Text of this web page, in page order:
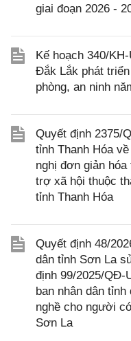
giai đoạn 2026 -
Kế hoạch 340/
Đắk Lắk phát
phòng, an ninh
Quyết định 2375/
tỉnh Thanh Hóa
nghị đơn giản
trợ xã hội thuộc
tỉnh Thanh Hóa
Quyết định 48/
dân tỉnh Sơn La
định 99/2025/QĐ-
ban nhân dân
nghề cho người
Sơn La